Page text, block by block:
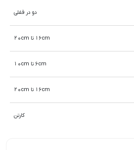
دو در قفلی
16cm تا 20cm
6cm تا 10cm
16cm تا 20cm
کارتن